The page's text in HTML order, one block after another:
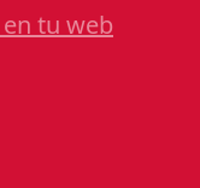
tu web